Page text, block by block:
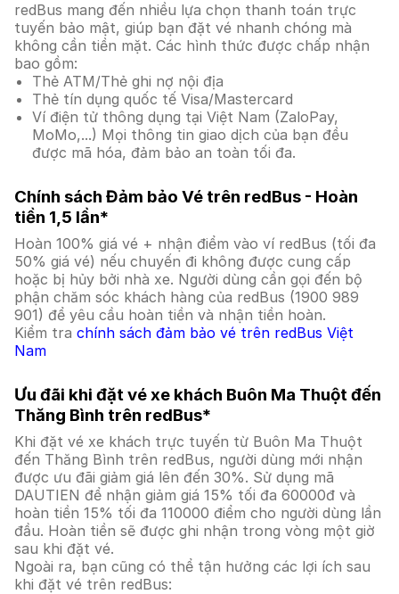
redBus mang đến nhiều lựa chọn thanh toán trực
tuyến bảo mật, giúp bạn đặt vé nhanh chóng mà
không cần tiền mặt. Các hình thức được chấp nhận
bao gồm:
Thẻ ATM/Thẻ ghi nợ nội địa
Thẻ tín dụng quốc tế Visa/Mastercard
Ví điện tử thông dụng tại Việt Nam (ZaloPay,
MoMo,...) Mọi thông tin giao dịch của bạn đều
được mã hóa, đảm bảo an toàn tối đa.
Chính sách Đảm bảo Vé trên redBus - Hoàn
tiền 1,5 lần*
Hoàn 100% giá vé + nhận điểm vào ví redBus (tối đa
50% giá vé) nếu chuyến đi không được cung cấp
hoặc bị hủy bởi nhà xe. Người dùng cần gọi đến bộ
phận chăm sóc khách hàng của redBus (1900 989
901) để yêu cầu hoàn tiền và nhận tiền hoàn.
Kiểm tra chính sách đảm bảo vé trên redBus Việt
Nam
Ưu đãi khi đặt vé xe khách Buôn Ma Thuột đến
Thăng Bình trên redBus*
Khi đặt vé xe khách trực tuyến từ Buôn Ma Thuột
đến Thăng Bình trên redBus, người dùng mới nhận
được ưu đãi giảm giá lên đến 30%. Sử dụng mã
DAUTIEN để nhận giảm giá 15% tối đa 60000đ và
hoàn tiền 15% tối đa 110000 điểm cho người dùng lần
đầu. Hoàn tiền sẽ được ghi nhận trong vòng một giờ
sau khi đặt vé.
Ngoài ra, bạn cũng có thể tận hưởng các lợi ích sau
khi đặt vé trên redBus: